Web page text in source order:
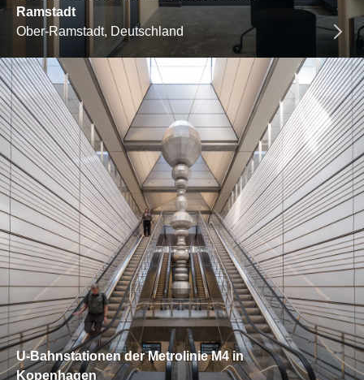
Ramstadt
Ober-Ramstadt, Deutschland
U-Bahnstationen der Metrolinie M4 in
Kopenhagen